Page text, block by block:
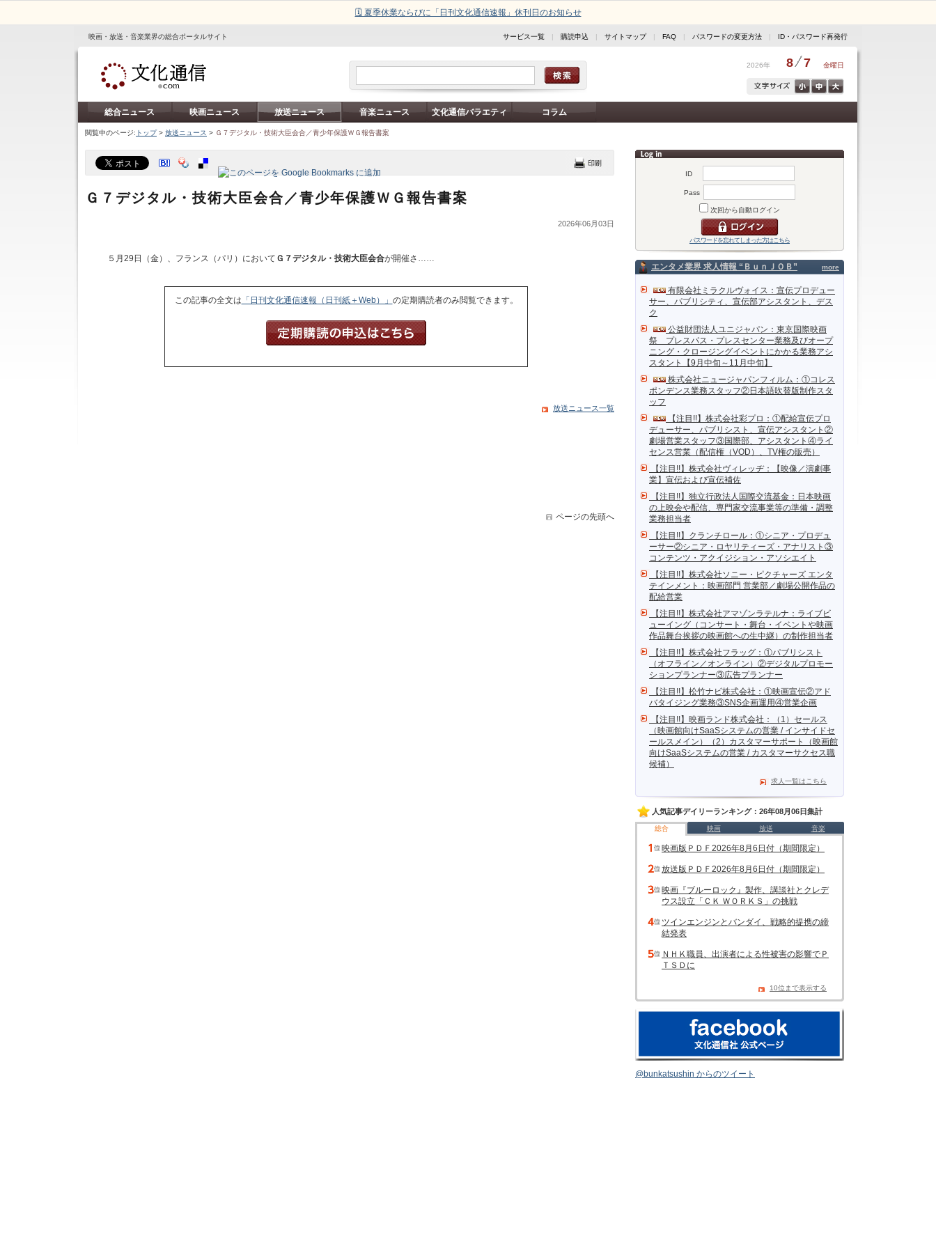
🗓️ 夏季休業ならびに「日刊文化通信速報」休刊日のお知らせ
映画・放送・音楽業界の総合ポータルサイト サービス一覧 | 購読申込 | サイトマップ| FAQ | パスワードの変更方法 | ID・パスワード再発行
2026年 8 7 金曜日
総合ニュース 映画ニュース 放送ニュース 音楽ニュース 文化通信バラエティ コラム
閲覧中のページ: トップ> 放送ニュース > Ｇ７デジタル・技術大臣会合／青少年保護ＷＧ報告書案
ID
Pass
次回から自動ログイン
パスワードを忘れてしまった方はこちら
more
エンタメ業界 求人情報 “ＢｕｎＪＯＢ”
有限会社ミラクルヴォイス：宣伝プロデュー
サー、パブリシティ、宣伝部アシスタント、デス
ク
公益財団法人ユニジャパン：東京国際映画
祭 プレスパス・プレスセンター業務及びオープ
ニング・クロージングイベントにかかる業務アシ
スタント【9月中旬～11月中旬】
株式会社ニュージャパンフィルム：①コレス
ポンデンス業務スタッフ②日本語吹替版制作スタ
ッフ
【注目!!】株式会社彩プロ：①配給宣伝プロ
デューサー、パブリシスト、宣伝アシスタント②
劇場営業スタッフ③国際部、アシスタント④ライ
センス営業（配信権（VOD）、TV権の販売）
【注目!!】株式会社ヴィレッヂ：【映像／演劇事
業】宣伝および宣伝補佐
【注目!!】独立行政法人国際交流基金：日本映画
の上映会や配信、専門家交流事業等の準備・調整
業務担当者
【注目!!】クランチロール：①シニア・プロデュ
ーサー②シニア・ロヤリティーズ・アナリスト③
コンテンツ・アクイジション・アソシエイト
【注目!!】株式会社ソニー・ピクチャーズ エンタ
テインメント：映画部門 営業部／劇場公開作品の
配給営業
【注目!!】株式会社アマゾンラテルナ：ライブビ
ューイング（コンサート・舞台・イベントや映画
作品舞台挨拶の映画館への生中継）の制作担当者
【注目!!】株式会社フラッグ：①パブリシスト
（オフライン／オンライン）②デジタルプロモー
ションプランナー③広告プランナー
【注目!!】松竹ナビ株式会社：①映画宣伝②アド
バタイジング業務③SNS企画運用④営業企画
【注目!!】映画ランド株式会社：（1）セールス
（映画館向けSaaSシステムの営業 / インサイドセ
ールスメイン）（2）カスタマーサポート（映画館
向けSaaSシステムの営業 / カスタマーサクセス職
候補）
求人一覧はこちら
人気記事デイリーランキング：26年08月06日集計
総合 映画 放送 音楽
映画版ＰＤＦ2026年8月6日付（期間限定）
放送版ＰＤＦ2026年8月6日付（期間限定）
映画『ブルーロック』製作、講談社とクレデ
ウス設立「ＣＫ ＷＯＲＫＳ」の挑戦
ツインエンジンとバンダイ、戦略的提携の締
結発表
ＮＨＫ職員、出演者による性被害の影響でＰ
ＴＳＤに
10位まで表示する
@bunkatsushin からのツイート
Ｇ７デジタル・技術大臣会合／青少年保護ＷＧ報告書案
2026年06月03日
５月29日（金）、フランス（パリ）において Ｇ７デジタル・技術大臣会合が開催さ……
この記事の全文は 「日刊文化通信速報（日刊紙＋Web）」 の定期購読者のみ閲覧できます。
放送ニュース一覧
ページの先頭へ